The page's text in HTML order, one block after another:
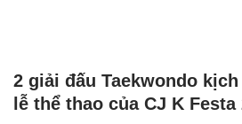
2 giải đấu Taekwondo
lễ thể thao của CJ K Festa